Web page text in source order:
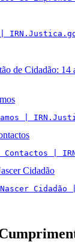
|
de Cidadão: 14
|
Contactos |
Cidadão
Nascer